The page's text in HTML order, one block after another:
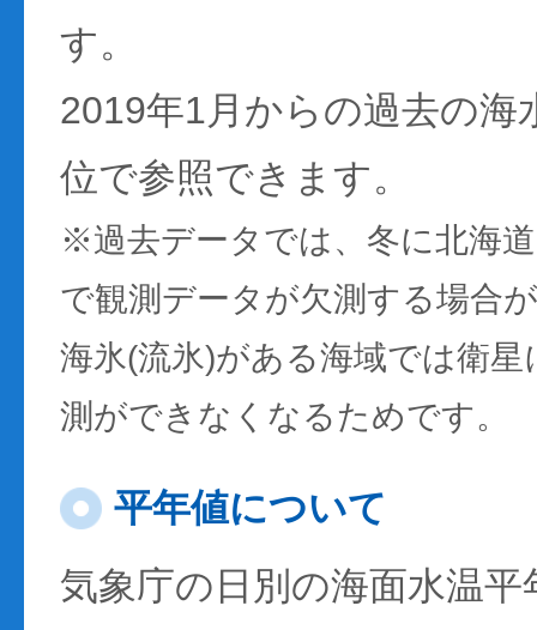
す。
2019年1月からの過去の海
位で参照できます。
※過去データでは、冬に北海
で観測データが欠測する場合
海氷(流氷)がある海域では衛
測ができなくなるためです。
平年値について
気象庁の日別の海面水温